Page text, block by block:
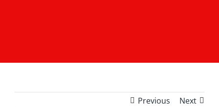
Previous Next